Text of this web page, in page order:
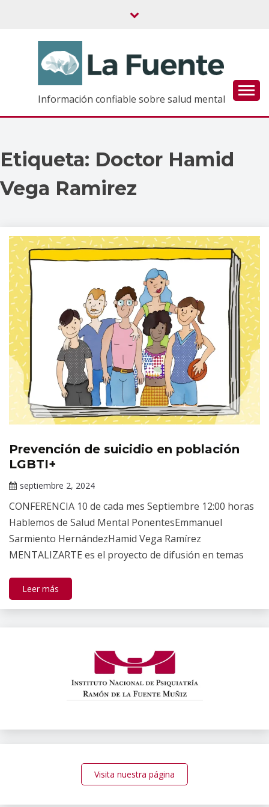
Información confiable sobre salud mental
Etiqueta: Doctor Hamid
Vega Ramirez
Eventos
Académicos
Prevención de suicidio en población
LGBTI+
septiembre 2, 2024
Gallardo
CONFERENCIA 10 de cada mes Septiembre 12:00 horas
Hablemos de Salud Mental PonentesEmmanuel
Sarmiento HernándezHamid Vega Ramírez
MENTALIZARTE es el proyecto de difusión en temas
Leer más
Visita nuestra página